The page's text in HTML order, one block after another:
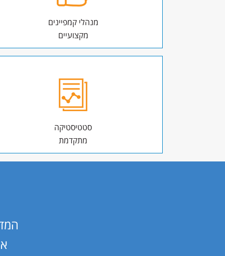
מנהלי קמפיינים
מקצועיים
סטטיסטיקה
מתקדמת